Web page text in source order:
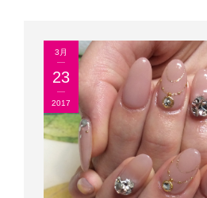
3月
23
2017